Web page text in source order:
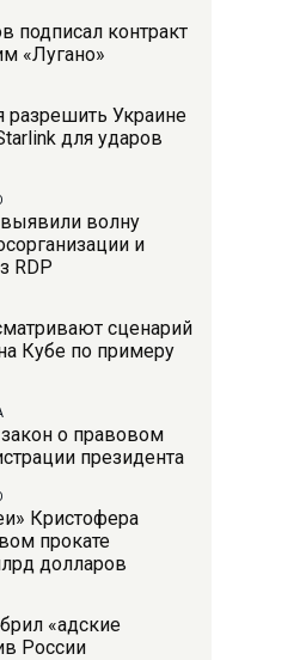
подписал контракт
«Лугано»
разрешить Украине
для ударов
волну
и
RDP
сценарий
Кубе по примеру
о правовом
президента
Кристофера
прокате
долларов
«адские
России